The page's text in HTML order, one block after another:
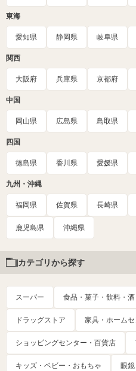
東海
愛知県 静岡県 岐阜県
関西
大阪府 兵庫県 京都府
中国
岡山県 広島県 鳥取県
四国
徳島県 香川県 愛媛県
九州・沖縄
福岡県 佐賀県 長崎県
鹿児島県 沖縄県
カテゴリから探す
スーパー 食品・菓子・飲料・
ドラッグストア 家具・ホームセ
ショッピングセンター・百貨店
キッズ・ベビー・おもちゃ 眼